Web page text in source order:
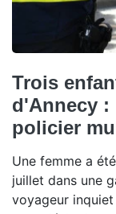
Trois
d'Annecy :
policier
Une femme a
juillet dans une
voyageur